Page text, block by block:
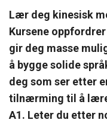
Lær deg kinesisk
Kursene
gir deg masse
å bygge solide
deg som ser etter
tilnærming til å
A1. Leter du etter